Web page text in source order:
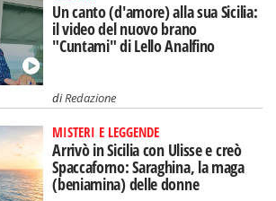
Un canto (d'amore) alla sua Sicilia:
il video del nuovo brano
"Cuntami" di Lello Analfino
diRedazione
MISTERI E LEGGENDE
Arrivò in Sicilia con Ulisse e creò
Spaccaforno: Saraghina, la maga
(beniamina) delle donne